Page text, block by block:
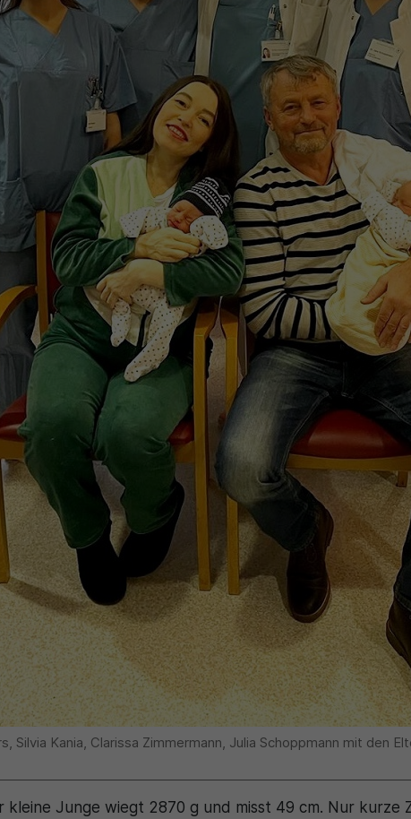
Silvia Kania, Clarissa Zimmermann, Julia Schoppmann mit den
kleine Junge wiegt 2870 g und misst 49 cm. Nur
Zweck
generierte ID, für die historische
Ihrer vorgenommen Einstellungen, falls der
Webseiten-Betreiber dies eingestellt hat.
Zweck
Details wie die eindeutige Besucher-ID zu
speichern.
Name _pk_ses\..*$
Anbieter Matomo
Laufzeit 30 Minuten
Zweck
Wird für statistische Zwecke verwendet,
vorübergehende Daten des Besuchs zu
speichern.